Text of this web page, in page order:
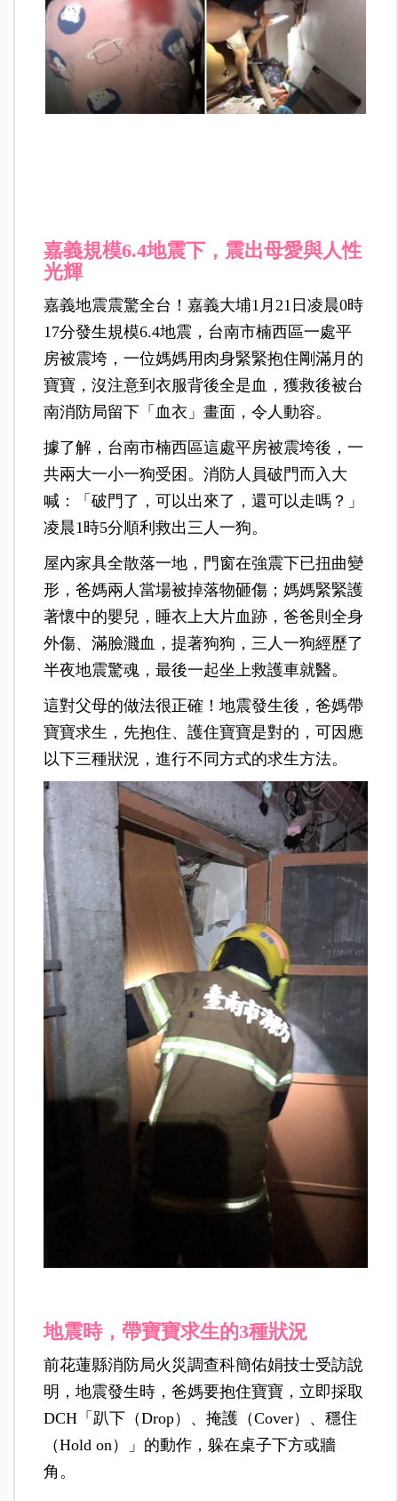
嘉義規模6.4地震下，震出母愛與人性
光輝
嘉義地震震驚全台！嘉義大埔1月21日凌晨0時
17分發生規模6.4地震，台南市楠西區一處平
房被震垮，一位媽媽用肉身緊緊抱住剛滿月的
寶寶，沒注意到衣服背後全是血，獲救後被台
南消防局留下「血衣」畫面，令人動容。
據了解，台南市楠西區這處平房被震垮後，一
共兩大一小一狗受困。消防人員破門而入大
喊：「破門了，可以出來了，還可以走嗎？」
凌晨1時5分順利救出三人一狗。
屋內家具全散落一地，門窗在強震下已扭曲變
形，爸媽兩人當場被掉落物砸傷；媽媽緊緊護
著懷中的嬰兒，睡衣上大片血跡，爸爸則全身
外傷、滿臉濺血，提著狗狗，三人一狗經歷了
半夜地震驚魂，最後一起坐上救護車就醫。
這對父母的做法很正確！地震發生後，爸媽帶
寶寶求生，先抱住、護住寶寶是對的，可因應
以下三種狀況，進行不同方式的求生方法。
地震時，帶寶寶求生的3種狀況
前花蓮縣消防局火災調查科簡佑娟技士受訪說
明，地震發生時，爸媽要抱住寶寶，立即採取
DCH「趴下（Drop）、掩護（Cover）、穩住
（Hold on）」的動作，躲在桌子下方或牆
角。